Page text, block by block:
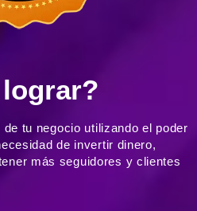
tu negocio utilizando el poder
de invertir dinero,
más seguidores y clientes